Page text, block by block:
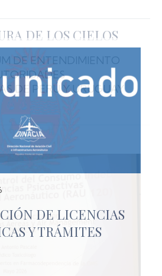
DE LICENCIAS
Y TRÁMITES